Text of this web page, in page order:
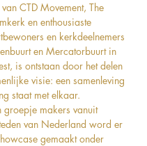
CTD Movement, The
en enthousiaste
en kerkdeelnemers
en Mercatorbuurt in
is ontstaan door het delen
visie: een samenleving
staat met elkaar.
groepje makers vanuit
van Nederland word er
gemaakt onder